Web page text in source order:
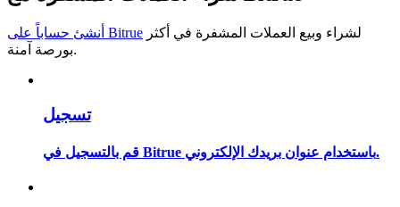
إلى ذلك.
أنشئ حساباً على Bitrue
بورصة آمنة.
تسجيل
قم بالتسجيل في Bitrue باستخدام عنوان بريدك الإلكتروني.